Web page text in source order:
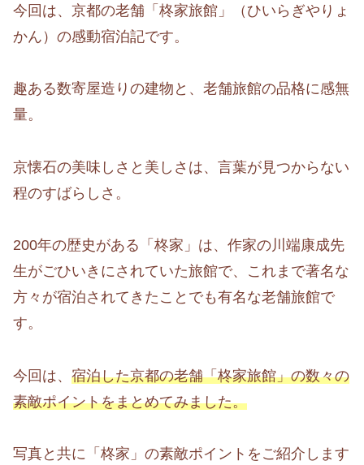
今回は、京都の老舗「柊家旅館」（ひいらぎやりょ
かん）の感動宿泊記です。
趣ある数寄屋造りの建物と、老舗旅館の品格に感無
量。
京懐石の美味しさと美しさは、言葉が見つからない
程のすばらしさ。
200年の歴史がある「柊家」は、作家の川端康成先
生がごひいきにされていた旅館で、これまで著名な
方々が宿泊されてきたことでも有名な老舗旅館で
す。
今回は、 宿泊した京都の老舗「柊家旅館」の数々の
素敵ポイントをまとめてみました。
写真と共に「柊家」の素敵ポイントをご紹介します